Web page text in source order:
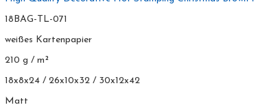
18BAG-TL-071
weißes Kartenpapier
210 g / m²
18x8x24 / 26x10x32 / 30x12x42
Matt